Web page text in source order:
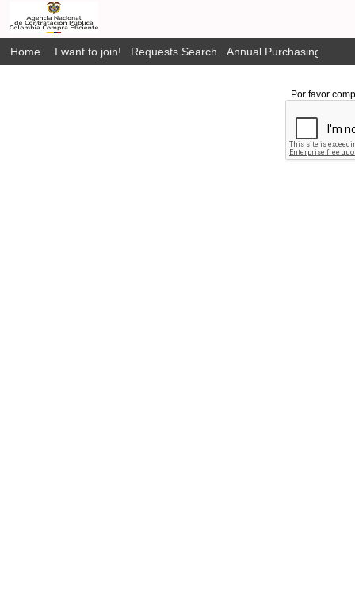
Home I want to join! Requests Search Annual Purchasing Plan
Por favor